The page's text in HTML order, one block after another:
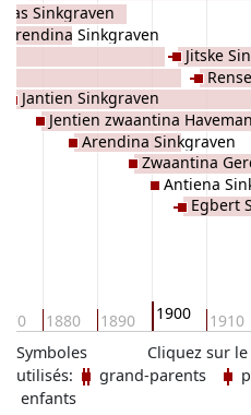
1880 1890 1900 1910
Sinkgraven
Arendina Sinkgraven
Jantien Sinkgraven
Jentien zwaantina Haveman
Arendina Sinkgraven
Zwaantina
Antiena
Jitske
Egbert
Cliquez sur
Symboles
utilisés:
grand-parents
enfants